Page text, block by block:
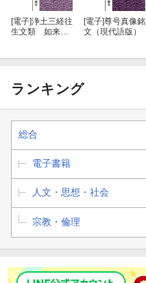
[電子]浄土三経往
生文類 如来二
[電子]尊号真像銘
文（現代語版）
ランキング
総合
電子書籍
人文・思想・社会
宗教・倫理